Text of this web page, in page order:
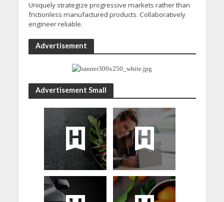
Uniquely strategize progressive markets rather than
frictionless manufactured products. Collaboratively
engineer reliable.
Advertisement
Advertisement Small